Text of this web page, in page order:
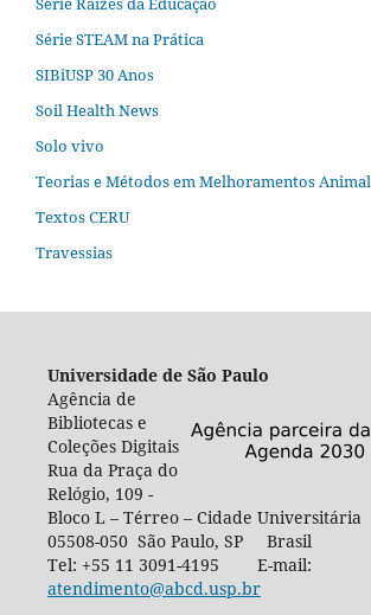
Série STEAM na Prática
SIBiUSP 30 Anos
Soil Health News
Solo vivo
Teorias e Métodos em Melhoramentos Animal
Textos CERU
Travessias
Universidade de São Paulo
Agência de
Bibliotecas e
Coleções Digitais
Rua da Praça do
Relógio, 109 -
Bloco L – Térreo – Cidade Universitária
05508-050 São Paulo, SP Brasil
Tel: +55 11 3091-4195 E-mail:
atendimento@abcd.usp.br